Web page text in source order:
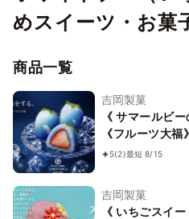
めスイーツ・お菓
商品一覧
吉岡製菓
《 サマールビ
《フルーツ大
《ルビーのいち
5(2)最短 8/15
吉岡製菓
《 いちごスイ